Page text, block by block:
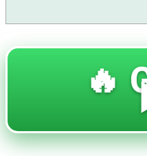
🔥